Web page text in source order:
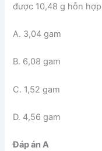
được 10,48 g hỗn
A. 3,04 gam
B. 6,08 gam
C. 1,52 gam
D. 4,56 gam
Đáp án A